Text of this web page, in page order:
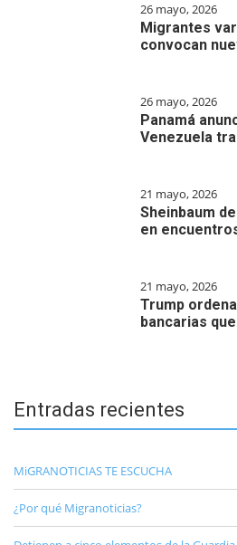
26 mayo, 2026
Migrantes
convocan
26 mayo, 2026
Panamá
Venezuela
21 mayo, 2026
Sheinbaum
en
21 mayo, 2026
Trump
bancarias
Entradas recientes
MiGRANOTICIAS TE ESCUCHA
¿Por qué Migranoticias?